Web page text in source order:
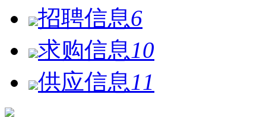
招聘信息6
求购信息10
供应信息11